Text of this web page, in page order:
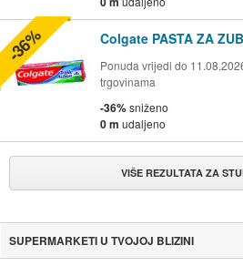
Colgate PASTA ZA
Ponuda vrijedi do
trgovinama
-36%sniženo
0 m udaljeno
-36%
VIŠE REZULTATA ZA
SUPERMARKETI U TVOJOJ BLIZINI